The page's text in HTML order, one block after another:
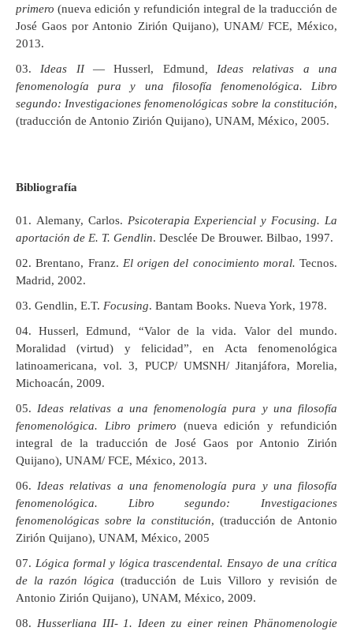
primero (nueva edición y refundición integral de la traducción de
José Gaos por Antonio Zirión Quijano), UNAM/ FCE, México,
2013.
Ideas II— Husserl, Edmund , Ideas relativas a una
fenomenología pura y una filosofía fenomenológica. Libro
segundo: Investigaciones fenomenológicas sobre la constitución,
(traducción de Antonio Zirión Quijano), UNAM, México, 2005.
Bibliografía
Alemany, Carlos. Psicoterapia Experiencial y Focusing. La
aportación de E. T. Gendlin. Desclée De Brouwer. Bilbao, 1997.
Brentano, Franz. El origen del conocimiento moral. Tecnos.
Madrid, 2002.
Gendlin, E.T. Focusing. Bantam Books. Nueva York, 1978.
Husserl, Edmund, “Valor de la vida. Valor del mundo.
Moralidad (virtud) y felicidad”, en Acta fenomenológica
latinoamericana, vol. 3, PUCP/ UMSNH/ Jitanjáfora, Morelia,
Michoacán, 2009.
Ideas relativas a una fenomenología pura y una filosofía
fenomenológica. Libro primero (nueva edición y refundición
integral de la traducción de José Gaos por Antonio Zirión
Quijano), UNAM/ FCE, México, 2013.
Ideas relativas a una fenomenología pura y una filosofía
fenomenológica. Libro segundo: Investigaciones
fenomenológicas sobre la constitución, (traducción de Antonio
Zirión Quijano), UNAM, México, 2005
Lógica formal y lógica trascendental. Ensayo de una crítica
de la razón lógica (traducción de Luis Villoro y revisión de
Antonio Zirión Quijano), UNAM, México, 2009.
Husserliana III- 1. Ideen zu einer reinen Phänomenologie